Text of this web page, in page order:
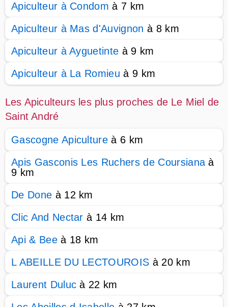
Apiculteur à Condom à 7 km
Apiculteur à Mas d'Auvignon à 8 km
Apiculteur à Ayguetinte à 9 km
Apiculteur à La Romieu à 9 km
Les Apiculteurs les plus proches de Le Miel de
Saint André
Gascogne Apiculture à 6 km
Apis Gasconis Les Ruchers de Coursiana à
9 km
De Done à 12 km
Clic And Nectar à 14 km
Api & Beeà 18 km
L ABEILLE DU LECTOUROIS à 20 km
Laurent Duluc à 22 km